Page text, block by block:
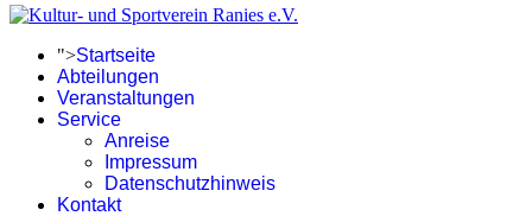
">Startseite
Abteilungen
Veranstaltungen
Service
Anreise
Impressum
Datenschutzhinweis
Kontakt